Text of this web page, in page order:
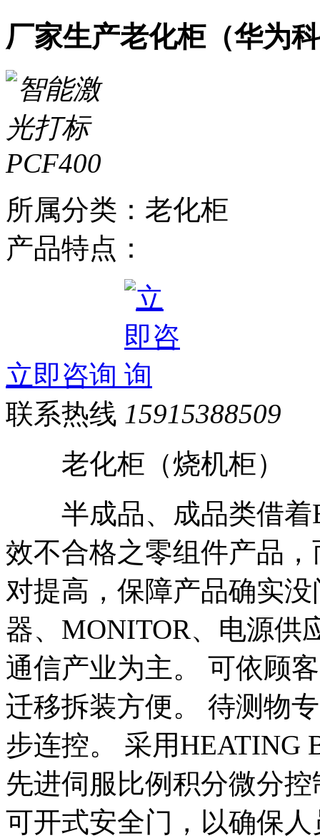
厂家生产老化柜（华为
所属分类：老化柜
产品特点：
立即咨询
联系热线 15915388509
老化柜（烧机柜）
半成品、成品类借着
效不合格之零组件产品
对提高，保障产品确实
器、MONITOR、电源
通信产业为主。 可依顾
迁移拆装方便。 待测物
步连控。 采用HEATING
先进伺服比例积分微分
可开式安全门，以确保